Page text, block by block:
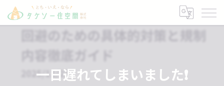
一日遅れてしまいました❗